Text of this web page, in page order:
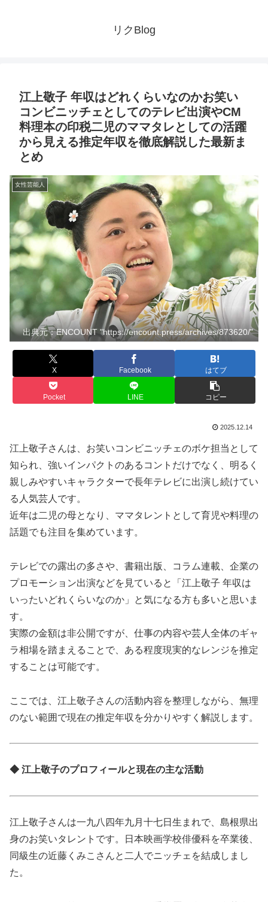
リクBlog
江上敬子 年収はどれくらいなのかお笑い
コンビニッチェとしてのテレビ出演やCM
料理本の印税二児のママタレとしての活躍
から見える推定年収を徹底解説した最新ま
とめ
女性芸能人
出典元：ENCOUNT "https://encount.press/archives/873620/"
X Facebook はてブ
Pocket LINE コピー
2025.12.14
江上敬子さんは、お笑いコンビニッチェのボケ担当として
知られ、強いインパクトのあるコントだけでなく、明るく
親しみやすいキャラクターで長年テレビに出演し続けてい
る人気芸人です。
近年は二児の母となり、ママタレントとして育児や料理の
話題でも注目を集めています。
テレビでの露出の多さや、書籍出版、コラム連載、企業の
プロモーション出演などを見ていると「江上敬子 年収は
いったいどれくらいなのか」と気になる方も多いと思いま
す。
実際の金額は非公開ですが、仕事の内容や芸人全体のギャ
ラ相場を踏まえることで、ある程度現実的なレンジを推定
することは可能です。
ここでは、江上敬子さんの活動内容を整理しながら、無理
のない範囲で現在の推定年収を分かりやすく解説します。
◆ 江上敬子のプロフィールと現在の主な活動
江上敬子さんは一九八四年九月十七日生まれで、島根県出
身のお笑いタレントです。日本映画学校俳優科を卒業後、
同級生の近藤くみこさんと二人でニッチェを結成しまし
た。